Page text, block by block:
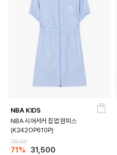
NBA KIDS
NBA 시어서커 집업 원피스
(K242OP610P)
109,000
71% 31,500